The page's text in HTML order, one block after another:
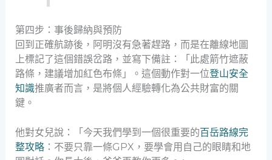
第四步：事後歸納與預防
回到正確航跡後，阿明沒有急著趕路，而是在離線地圖
上標記了這個錯誤岔路，並寫下備註：「此處箭竹遮蔽
路條，建議增加紅色布條」。這個動作對一位登山安全
知識推廣者而言，是將個人經驗轉化為公共財富的關
鍵。
他對女兒說：「今天我們學到一個很重要的百岳路線完
整攻略：不要只靠一條GPX，要學會用自己的眼睛和地